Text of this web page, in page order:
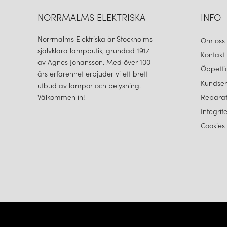
NORRMALMS ELEKTRISKA
Norrmalms Elektriska är Stockholms
självklara lampbutik, grundad 1917
av Agnes Johansson. Med över 100
års erfarenhet erbjuder vi ett brett
utbud av lampor och belysning.
Välkommen in!
INFO
Om oss
Kontakt
Cookies